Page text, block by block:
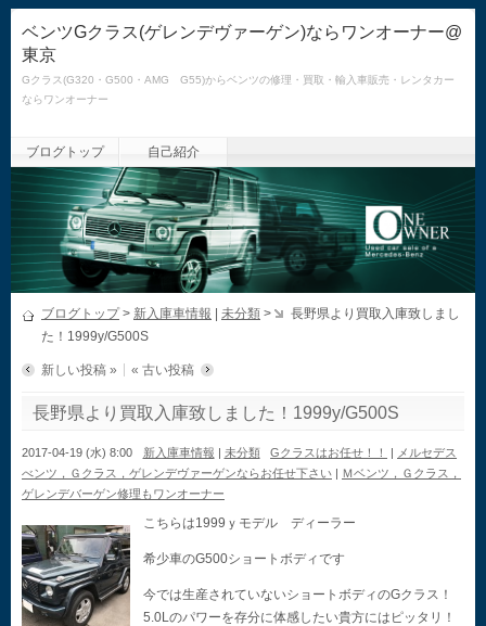
ベンツGクラス(ゲレンデヴァーゲン)ならワンオーナー@
東京
Gクラス(G320・G500・AMG G55)からベンツの修理・買取・輸入車販売・レンタカー
ならワンオーナー
ブログトップ 自己紹介
ブログトップ> 新入庫車情報 未分類 >
長野県より買取入庫致しまし
た！1999y/G500S
新しい投稿 » « 古い投稿
長野県より買取入庫致しました！1999y/G500S
2017-04-19 (水) 8:00 新入庫車情報 | 未分類 Gクラスはお任せ！！ | メルセデス
べンツ，Ｇクラス，ゲレンデヴァーゲンならお任せ下さい | Ｍベンツ，Ｇクラス，
ゲレンデバーゲン修理もワンオーナー
こちらは1999ｙモデル ディーラー
希少車のG500ショートボディです
今では生産されていないショートボディのGクラス！
5.0Lのパワーを存分に体感したい貴方にはピッタリ！